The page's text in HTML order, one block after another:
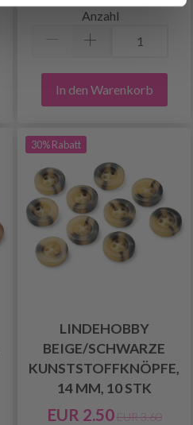
Anzahl
In den Warenkorb
30% Rabatt
LINDEHOBBY
BEIGE/SCHWARZE
KUNSTSTOFFKNÖPFE,
14 MM, 10 STK
EUR 2.50 EUR 3.60